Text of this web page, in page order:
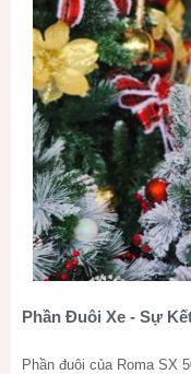
Phần Đuôi Xe - Sự
Phần đuôi của Roma SX